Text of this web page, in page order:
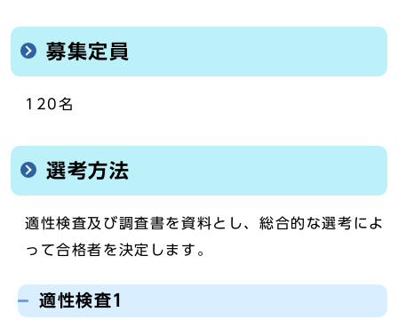
募集定員
120名
選考方法
適性検査及び調査書を資料とし、総合的な選考によ
って合格者を決定します。
適性検査1